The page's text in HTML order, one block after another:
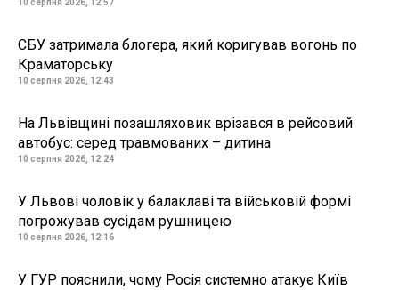
10 серпня 2026, 12:57
СБУ затримала блогера, який коригував вогонь по
Краматорську
10 серпня 2026, 12:43
На Львівщині позашляховик врізався в рейсовий
автобус: серед травмованих – дитина
10 серпня 2026, 12:24
У Львові чоловік у балаклаві та військовій формі
погрожував сусідам рушницею
10 серпня 2026, 12:16
У ГУР пояснили, чому Росія системно атакує Київ